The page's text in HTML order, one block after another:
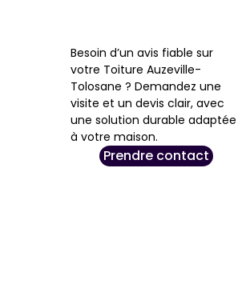
Besoin d’un avis fiable sur
votre Toiture Auzeville-
Tolosane ? Demandez une
visite et un devis clair, avec
une solution durable adaptée
à votre maison.
Prendre contact